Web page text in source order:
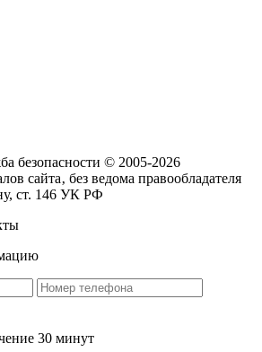
безопасности © 2005-2026
сайта‚ без ведома правообладателя
ст. 146 УК РФ
30 минут